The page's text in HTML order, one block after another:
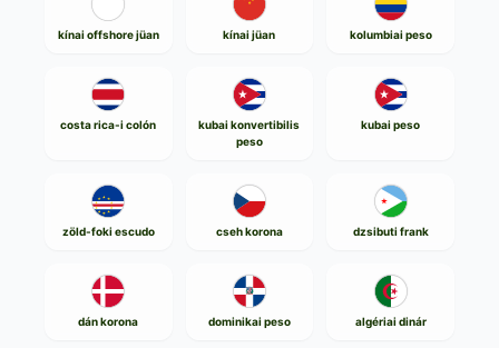
kínai offshore jüan kínai jüan kolumbiai peso
costa rica-i colón
kubai konvertibilis
peso
kubai peso
zöld-foki escudo cseh korona dzsibuti frank
dán korona dominikai peso algériai dinár